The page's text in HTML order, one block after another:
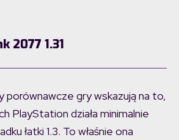
2077 1.31
porównawcze gry wskazują na to,
PlayStation działa minimalnie
łatki 1.3. To właśnie ona